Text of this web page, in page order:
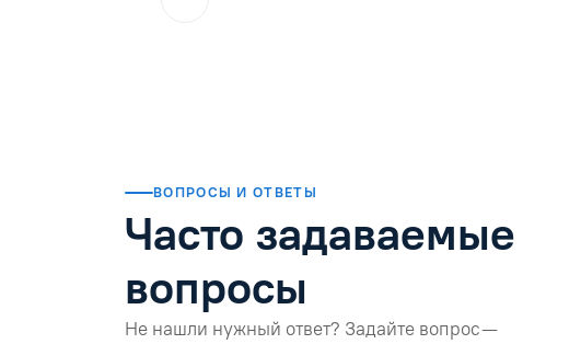
ВОПРОСЫ И ОТВЕТЫ
Часто задаваемые
вопросы
Не нашли нужный ответ? Задайте вопрос —